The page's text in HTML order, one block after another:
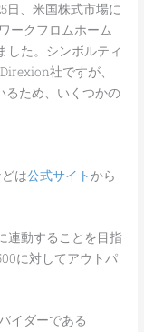
日、米国株式市場に
ークフロムホーム
した。シンボルティ
社ですが、
るため、いくつかの
は公式サイトから
連動することを目指
に対してアウトパ
イダーである